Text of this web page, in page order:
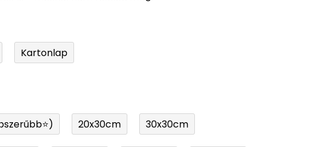
Kartonlap
20x30cm 30x30cm